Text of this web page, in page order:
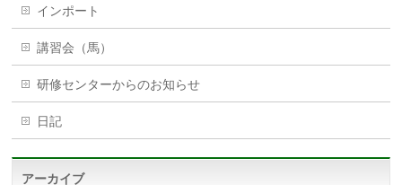
インポート
講習会（馬）
研修センターからのお知らせ
日記
アーカイブ